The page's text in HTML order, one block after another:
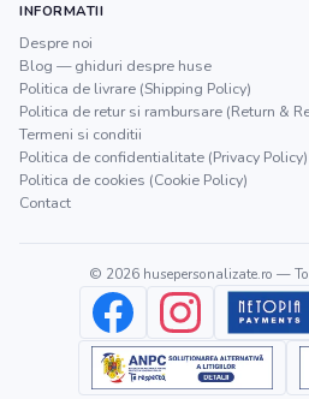
INFORMATII
Despre noi
Blog — ghiduri despre huse
Politica de livrare (Shipping Policy)
Politica de retur si rambursare (Return &
Termeni si conditii
Politica de confidentialitate (Privacy Policy)
Politica de cookies (Cookie Policy)
Contact
© 2026 husepersonalizate.ro —